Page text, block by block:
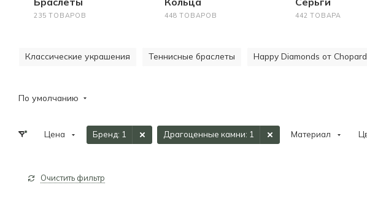
235 ТОВАРОВ 448 ТОВАРОВ 442 ТОВАРА
Классические украшения Теннисные браслеты Happy Diamonds от Chopard
По умолчанию
Цена Бренд: 1 Драгоценные камни: 1 Материал
Очистить фильтр